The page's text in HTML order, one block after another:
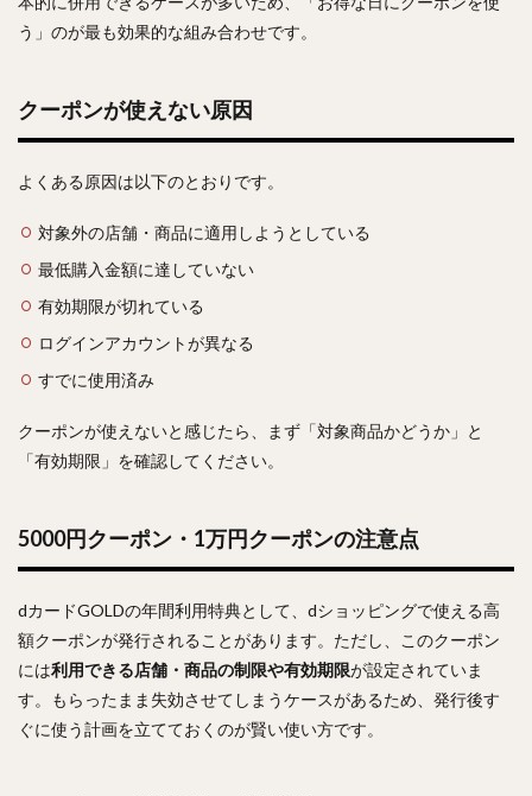
う」のが最も効果的な組み合わせです。
クーポンが使えない原因
よくある原因は以下のとおりです。
対象外の店舗・商品に適用しようとしている
最低購入金額に達していない
有効期限が切れている
ログインアカウントが異なる
すでに使用済み
クーポンが使えないと感じたら、まず「対象商品かどうか」と
「有効期限」を確認してください。
5000円クーポン・1万円クーポンの注意点
dカードGOLDの年間利用特典として、dショッピングで使える高
額クーポンが発行されることがあります。ただし、このクーポン
には利用できる店舗・商品の制限や有効期限が設定されていま
す。もらったまま失効させてしまうケースがあるため、発行後す
ぐに使う計画を立てておくのが賢い使い方です。